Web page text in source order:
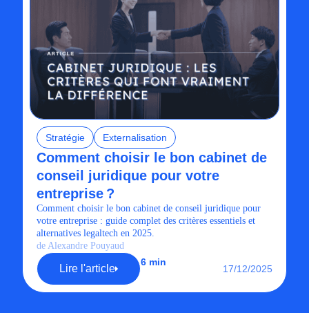
Stratégie Externalisation
Comment choisir le bon cabinet de
conseil juridique pour votre
entreprise ?
Comment choisir le bon cabinet de conseil juridique pour
votre entreprise : guide complet des critères essentiels et
alternatives legaltech en 2025.
de Alexandre Pouyaud
Lire l'article
6 min
17/12/2025